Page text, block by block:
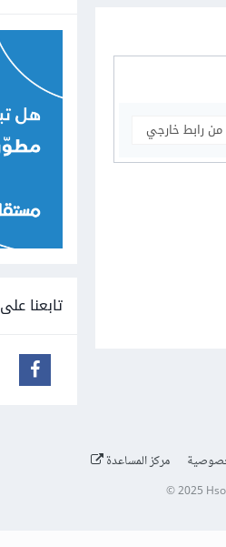
رابط خارجي
تابعنا على
مركز المساعدة
© 2025